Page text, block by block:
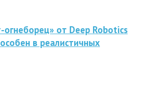
огнеборец» от Deep Robotics
в реалистичных